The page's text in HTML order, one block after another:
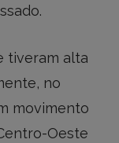
tiveram alta
no
movimento
Oeste